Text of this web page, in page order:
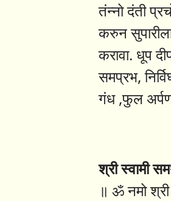
तंन्नो दंती
करुन
करावा. धूप
समप्रभ,
गंध ,फुल अर्पण
श्री स्वामी
॥ ॐ नमो श्री